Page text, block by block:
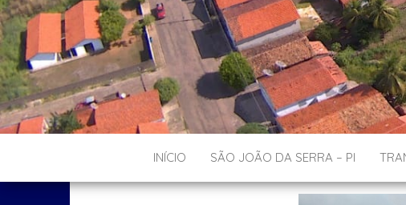
INÍCIO SÃO JOÃO DA SERRA – PI